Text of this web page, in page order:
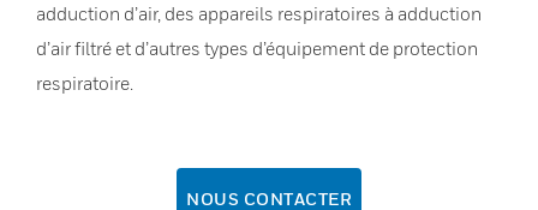
adduction d’air, des appareils respiratoires à adduction
d’air filtré et d’autres types d’équipement de protection
respiratoire.
NOUS CONTACTER